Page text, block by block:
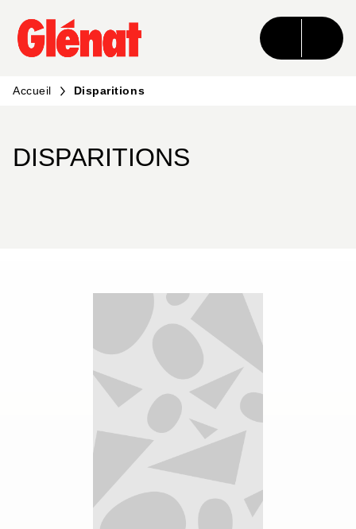
MENU RECHERCHE CONTENU
PIED DE PAGE
Accueil Disparitions
DISPARITIONS